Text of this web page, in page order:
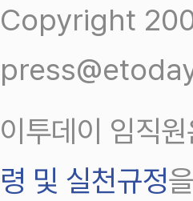
Copyright
이투데이 임직
령 및 실천규정